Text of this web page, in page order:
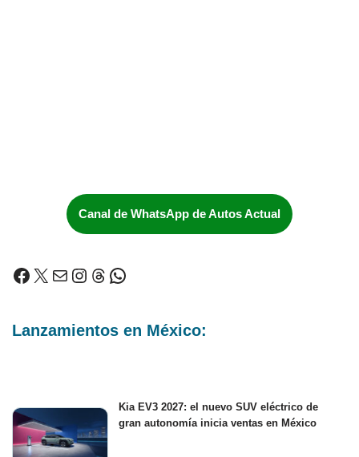
Canal de WhatsApp de Autos Actual
Lanzamientos en México:
Kia EV3 2027: el nuevo SUV eléctrico de
gran autonomía inicia ventas en México